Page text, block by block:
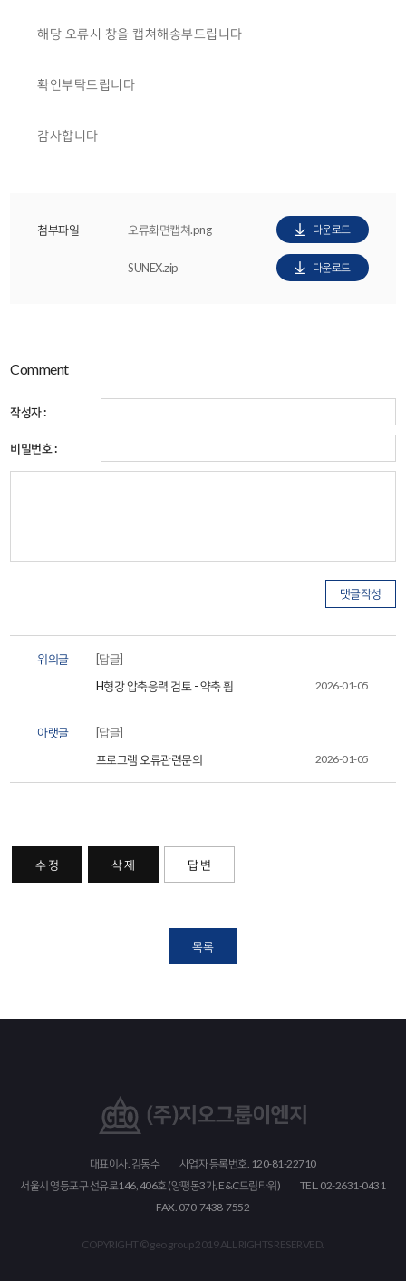
해당 오류시 창을 캡쳐해송부드립니다
확인부탁드립니다
감사합니다
첨부파일 오류화면캡쳐.png 다운로드
SUNEX.zip 다운로드
Comment
작성자 :
비밀번호 :
위의글
[답글]
H형강 압축응력 검토 - 약축 휨
2026-01-05
아랫글
[답글]
프로그램 오류관련문의
2026-01-05
수 정 삭 제 답 변
목록
대표이사. 김동수
사업자 등록번호. 120-81-22710
서울시 영등포구 선유로146, 406호 (양평동3가, E&C드림타워)
TEL. 02-2631-0431
FAX. 070-7438-7552
COPYRIGHT © geo group 2019 ALL RIGHTS RESERVED.